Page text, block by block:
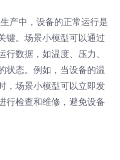
产中，设备的正常运行是
键。场景小模型可以通过
行数据，如温度、压力、
状态。例如，当设备的温
，场景小模型可以立即发
行检查和维修，避免设备